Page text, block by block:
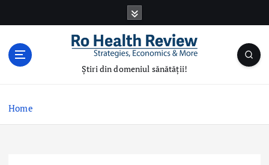
Știri din domeniul sănătății!
Home